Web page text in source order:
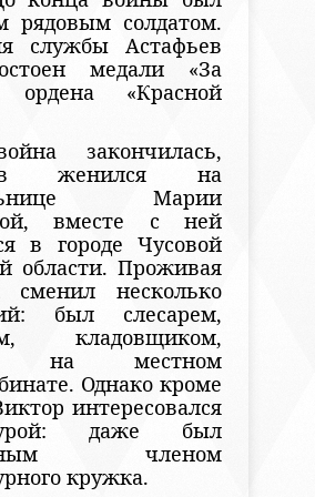
рядовым солдатом.
службы Астафьев
медали «За
ордена «Красной
закончилась,
женился на
Марии
вместе с ней
в городе Чусовой
области. Проживая
несколько
был слесарем,
кладовщиком,
на местном
Однако кроме
интересовался
даже был
членом
кружка.